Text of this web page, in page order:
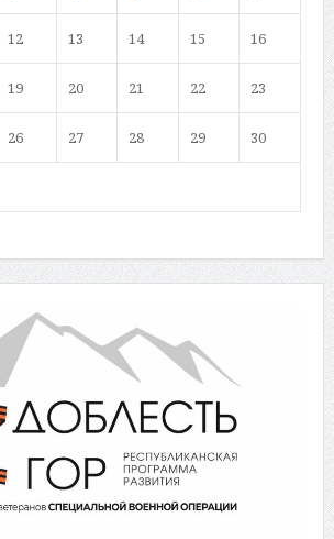
12 13 14 15 16
19 20 21 22 23
26 27 28 29 30